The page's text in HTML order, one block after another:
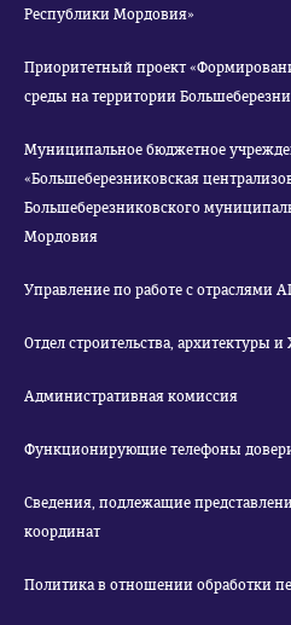
Республики Мордовия»
Приоритетный проект
среды на территории
Муниципальное бюджетное
«Большеберезниковская
Большеберезниковского
Мордовия
Управление по работе с отраслями
Отдел строительства, архитектуры
Административная комиссия
Функционирующие телефоны
Сведения, подлежащие
координат
Политика в отношении обработки